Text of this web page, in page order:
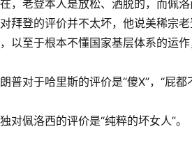
，老登本人是放松、洒脱的，而佩
拜登的评价并不太坏，他说美稀宗
以至于根本不懂国家基层体系的运
普对于哈里斯的评价是“傻X”，“屁都
对佩洛西的评价是“纯粹的坏女人”。